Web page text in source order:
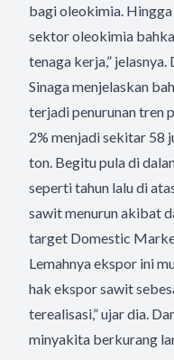
bagi oleokimia.
sektor oleokimia
tenaga kerja,”
Sinaga menjelaskan
terjadi penurunan tren
2% menjadi sekitar 58
ton. Begitu pula di
seperti tahun lalu di
sawit menurun akibat
target Domestic
Lemahnya ekspor ini
hak ekspor sawit
terealisasi,” ujar dia.
minyakita berkurang